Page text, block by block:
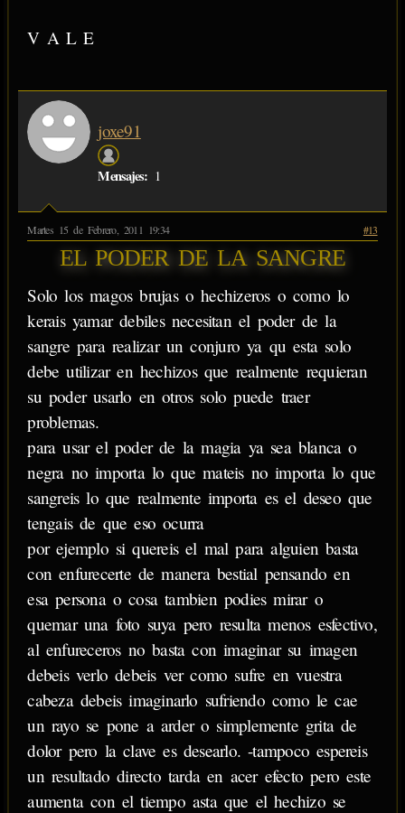
V A L E
joxe91
Mensajes: 1
Martes 15 de Febrero, 2011 19:34 #13
EL PODER DE LA SANGRE
Solo los magos brujas o hechizeros o como lo
kerais yamar debiles necesitan el poder de la
sangre para realizar un conjuro ya qu esta solo
debe utilizar en hechizos que realmente requieran
su poder usarlo en otros solo puede traer
problemas.
para usar el poder de la magia ya sea blanca o
negra no importa lo que mateis no importa lo que
sangreis lo que realmente importa es el deseo que
tengais de que eso ocurra
por ejemplo si quereis el mal para alguien basta
con enfurecerte de manera bestial pensando en
esa persona o cosa tambien podies mirar o
quemar una foto suya pero resulta menos esfectivo,
al enfureceros no basta con imaginar su imagen
debeis verlo debeis ver como sufre en vuestra
cabeza debeis imaginarlo sufriendo como le cae
un rayo se pone a arder o simplemente grita de
dolor pero la clave es desearlo. -tampoco espereis
un resultado directo tarda en acer efecto pero este
aumenta con el tiempo asta que el hechizo se